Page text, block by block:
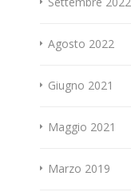
Agosto 2022
Giugno 2021
Maggio 2021
Marzo 2019